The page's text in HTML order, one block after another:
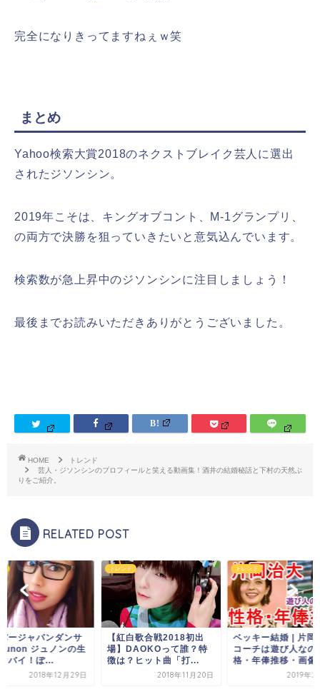
完全になりきってますねぇｗ笑
まとめ
Yahoo検索大賞2018のネクストブレイク芸人に選出
されたジソンシン。
2019年こそは、キングオブコント、M-1グランプリ、
の両方で決勝を狙っていきたいと意気込んでいます。
検索数が急上昇中のジソンシンに注目しましょう！
最後までお読みいただきありがとうございました。
HOME
トレンド
芸人・ジソンシンのプロフィールと笑える動画集！酒井の結婚秘話と下村の天然ぶ
りをご紹介。
RELATED POST
歌合戦2018初出
って誰？特
ヒット曲「打...
2018年11月20日
トレンド
ベッキー結婚 | 片岡治大
コーチは遊び人なの？性
格・年俸推移・画像...
2019年2月13日
トレンド